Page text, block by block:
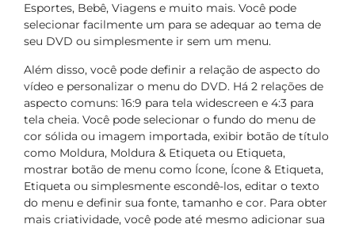
Esportes, Bebê, Viagens e muito mais. Você pode
selecionar facilmente um para se adequar ao tema de
seu DVD ou simplesmente ir sem um menu.
Além disso, você pode definir a relação de aspecto do
vídeo e personalizar o menu do DVD. Há 2 relações de
aspecto comuns: 16:9 para tela widescreen e 4:3 para
tela cheia. Você pode selecionar o fundo do menu de
cor sólida ou imagem importada, exibir botão de título
como Moldura, Moldura & Etiqueta ou Etiqueta,
mostrar botão de menu como Ícone, Ícone & Etiqueta,
Etiqueta ou simplesmente escondê-los, editar o texto
do menu e definir sua fonte, tamanho e cor. Para obter
mais criatividade, você pode até mesmo adicionar sua